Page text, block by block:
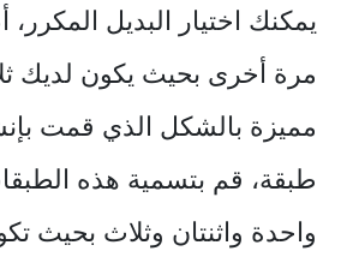
يمكنك اختيار البديل
مرة أخرى بحيث يكون لديك
مميزة بالشكل الذي قمت
طبقة، قم بتسمية هذه
واحدة واثنتان وثلاث بحيث